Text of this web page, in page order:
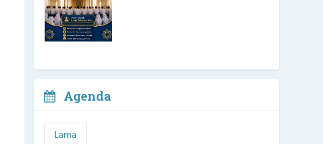
Agenda
Lama